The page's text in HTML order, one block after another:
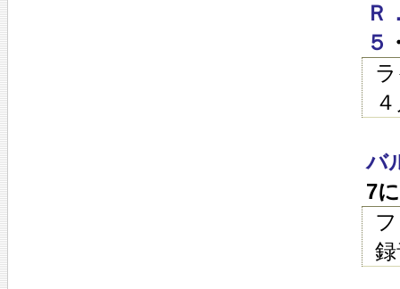
Ｒ
５
バ
7